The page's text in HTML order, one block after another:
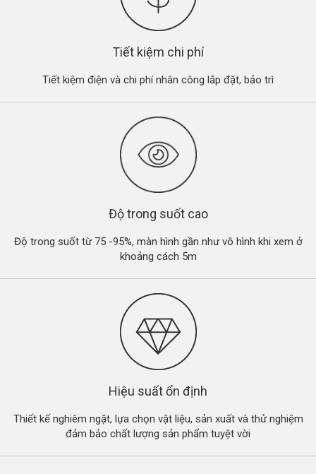
Tiết kiệm chi phí
Tiết kiệm điện và chi phí nhân công lắp đặt, bảo trì
Độ trong suốt cao
Độ trong suốt từ 75 -95%, màn hình gần như vô hình khi xem ở
khoảng cách 5m
Hiệu suất ổn định
Thiết kế nghiêm ngặt, lựa chọn vật liệu, sản xuất và thử nghiệm
đảm bảo chất lượng sản phẩm tuyệt vời